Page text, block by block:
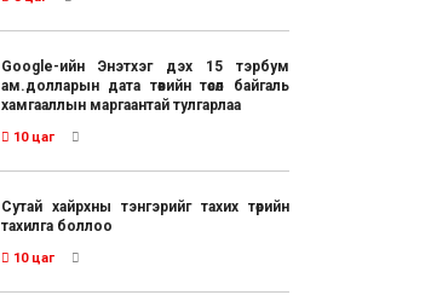
Google-ийн Энэтхэг дэх 15 тэрбум
ам.долларын дата төвийн төсөл байгаль
хамгааллын маргаантай тулгарлаа
10 цаг
Сутай хайрхны тэнгэрийг тахих төрийн
тахилга боллоо
10 цаг